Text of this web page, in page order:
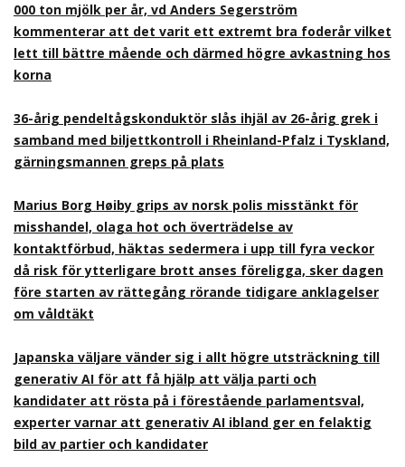
000 ton mjölk per år, vd Anders Segerström
kommenterar att det varit ett extremt bra foderår vilket
lett till bättre mående och därmed högre avkastning hos
korna
36-årig pendeltågskonduktör slås ihjäl av 26-årig grek i
samband med biljettkontroll i Rheinland-Pfalz i Tyskland,
gärningsmannen greps på plats
Marius Borg Høiby grips av norsk polis misstänkt för
misshandel, olaga hot och överträdelse av
kontaktförbud, häktas sedermera i upp till fyra veckor
då risk för ytterligare brott anses föreligga, sker dagen
före starten av rättegång rörande tidigare anklagelser
om våldtäkt
Japanska väljare vänder sig i allt högre utsträckning till
generativ AI för att få hjälp att välja parti och
kandidater att rösta på i förestående parlamentsval,
experter varnar att generativ AI ibland ger en felaktig
bild av partier och kandidater